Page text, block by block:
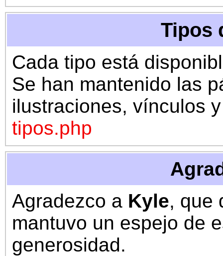
Tipos
Cada tipo está
Se han mantenido las
ilustraciones, vínculos
tipos.php
Agradezco a Kyle, que
mantuvo un espejo de
generosidad.